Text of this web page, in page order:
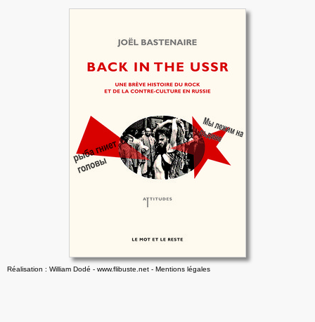
Réalisation : William Dodé - www.flibuste.net - Mentions légales